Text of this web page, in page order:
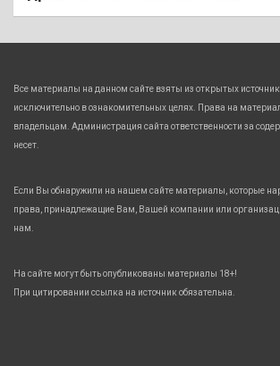
Все материалы на данном сайте взяты из открытых
исключительно в ознакомительных целях. Права на
владельцам. Администрация сайта ответственности за
несет.
Если Вы обнаружили на нашем сайте материалы, которые
права, принадлежащие Вам, Вашей компании или
нам.
На сайте могут быть опубликованы материалы 18+!
При цитировании ссылка на источник обязательна.